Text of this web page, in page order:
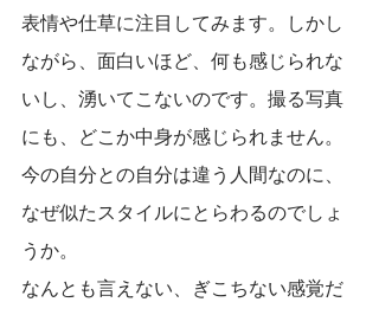
表情や仕草に注目してみます。しかし
ながら、面白いほど、何も感じられな
いし、湧いてこないのです。撮る写真
にも、どこか中身が感じられません。
今の自分との自分は違う人間なのに、
なぜ似たスタイルにとらわるのでしょ
うか。
なんとも言えない、ぎこちない感覚だ